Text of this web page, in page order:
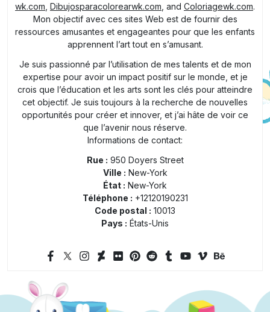
wk.com Dibujosparacolorearwk.com , and Coloriagewk.com.
Mon objectif avec ces sites Web est de fournir des
ressources amusantes et engageantes pour que les enfants
apprennent l’art tout en s’amusant.
Je suis passionné par l’utilisation de mes talents et de mon
expertise pour avoir un impact positif sur le monde, et je
crois que l’éducation et les arts sont les clés pour atteindre
cet objectif. Je suis toujours à la recherche de nouvelles
opportunités pour créer et innover, et j’ai hâte de voir ce
que l’avenir nous réserve.
Informations de contact:
Rue : 950 Doyers Street
Ville : New-York
État : New-York
Téléphone : +12120190231
Code postal : 10013
Pays : États-Unis